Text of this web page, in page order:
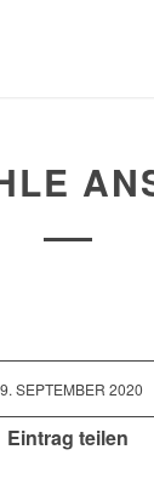
SEPTEMBER 2020
Eintrag teilen